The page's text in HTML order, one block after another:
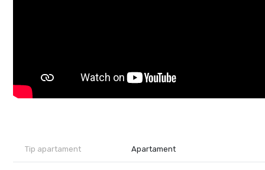
🚗 Parcare:
Centrală proprie pe gaz
Tip apartament Apartament